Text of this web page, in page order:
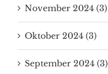
November 2024 (3)
Oktober 2024 (3)
September 2024 (3)